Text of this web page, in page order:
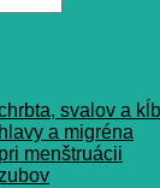
svalov a
a migréna
menštruácii